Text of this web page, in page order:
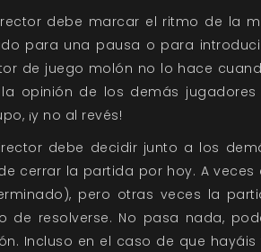
debe marcar el ritmo de la
para una pausa o para
de juego molón no lo hace
opinión de los demás
¡y no al revés!
debe decidir junto a los
cerrar la partida por hoy. A veces
pero otras veces la
de resolverse. No pasa nada,
Incluso en el caso de que